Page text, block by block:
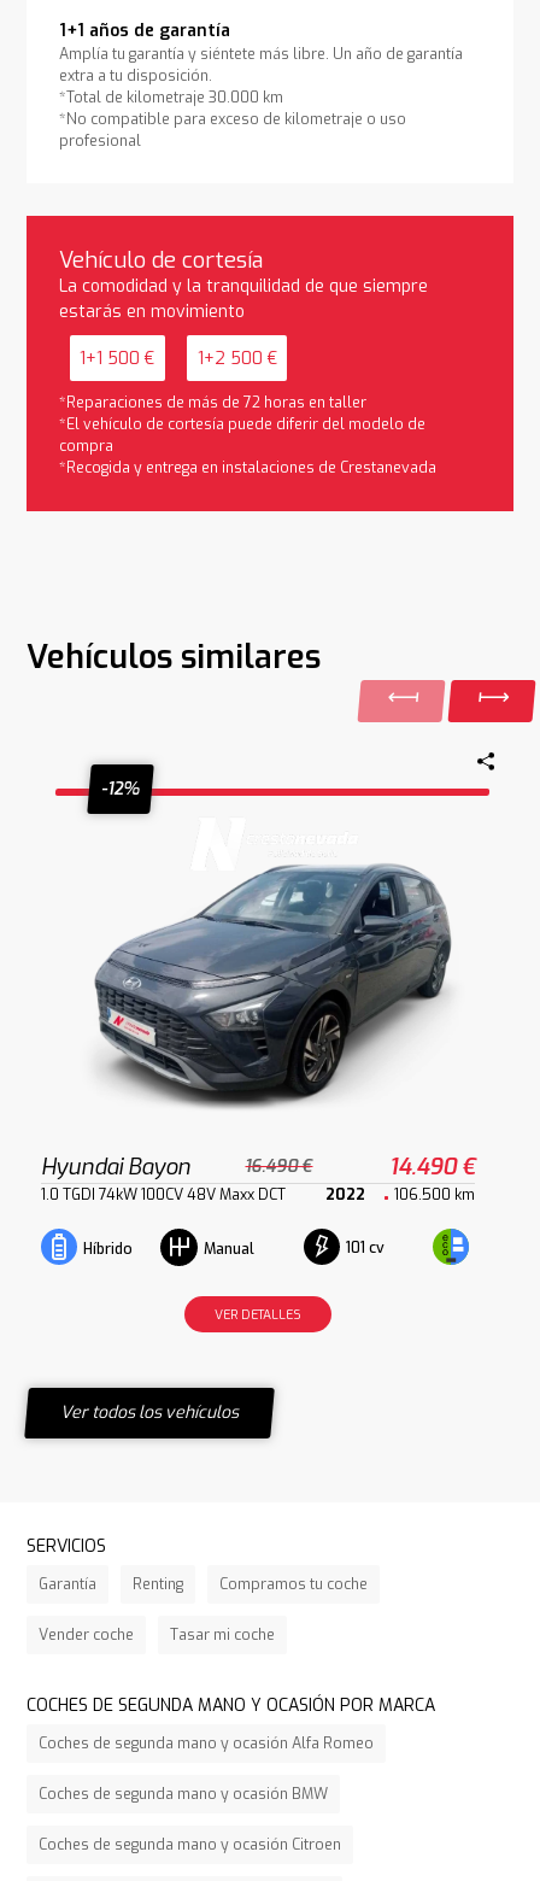
1+1 años de garantía
Amplía tu garantía y siéntete más libre. Un año de garantía
extra a tu disposición.
*Total de kilometraje 30.000 km
*No compatible para exceso de kilometraje o uso
profesional
Vehículo de cortesía
La comodidad y la tranquilidad de que siempre
estarás en movimiento
1+1 500 € 1+2 500 €
*Reparaciones de más de 72 horas en taller
*El vehículo de cortesía puede diferir del modelo de
compra
*Recogida y entrega en instalaciones de Crestanevada
Vehículos similares
-12%
Hyundai Bayon 16.490 € 14.490 €
1.0 TGDI 74kW 100CV 48V Maxx DCT 2022 106.500 km
Híbrido Manual 101 cv
VER DETALLES
Ver todos los vehículos
SERVICIOS
Garantía Renting Compramos tu coche
Vender coche Tasar mi coche
COCHES DE SEGUNDA MANO Y OCASIÓN POR MARCA
Coches de segunda mano y ocasión Alfa Romeo
Coches de segunda mano y ocasión BMW
Coches de segunda mano y ocasión Citroen